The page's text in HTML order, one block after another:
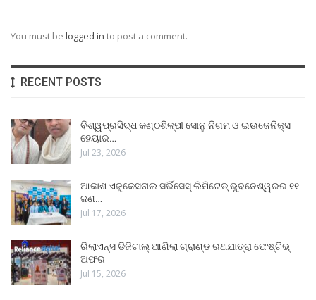
You must be logged in to post a comment.
RECENT POSTS
ବିଶ୍ୱପ୍ରସିଦ୍ଧ କଣ୍ଠଶିଳ୍ପୀ ସୋନୁ ନିଗମ ଓ ଇଉଜେନିକ୍ସ
ହେୟାର…
Jul 23, 2026
ଆକାଶ ଏଜୁକେସନାଲ ସର୍ଭିସେସ୍ ଲିମିଟେଡ୍ ଭୁବନେଶ୍ୱରର ୧୧
ଜଣ…
Jul 17, 2026
ରିଲାଏନ୍ସ ଡିଜିଟାଲ୍ ଆଣିଲା ଗ୍ରାଣ୍ଡ ରଥଯାତ୍ରା ଫେଷ୍ଟିଭ୍
ଅଫର
Jul 15, 2026